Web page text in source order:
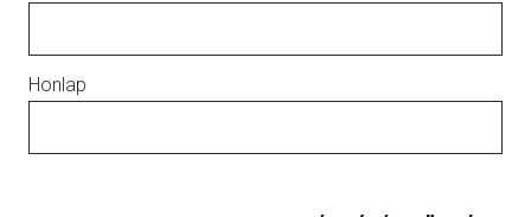
Honlap